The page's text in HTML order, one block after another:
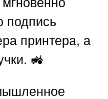
подпись
принтера, а
🚜